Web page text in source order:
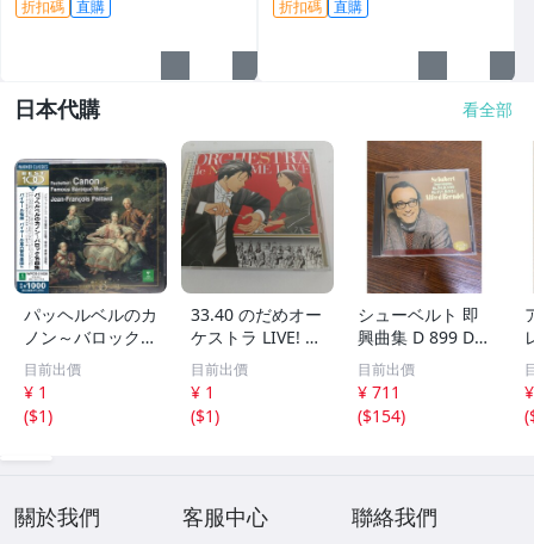
折扣碼 直購
折扣碼 直購
日本代購 看全部
パッヘルベルのカ
ノン～バロック名
曲集 パッヘルベ
ル パイヤール E
RATO 30
目前出價
¥ 1
($1)
33.40 のだめオー
ケストラ LIVE! 2
CD▽
目前出價
¥ 1
($1)
シューベルト 即
興曲集 D 899 D 9
35 16のドイツ舞
曲集 ブレンデル
【CD】
目前出價
¥ 711
($154)
(
關於我們 客服中心 聯絡我們